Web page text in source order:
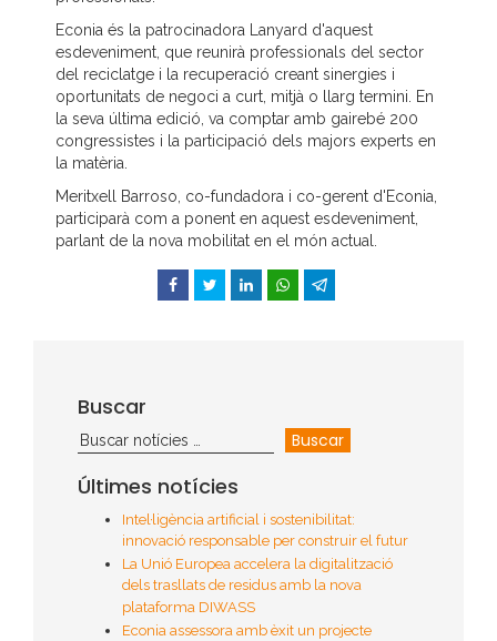
Econia és la patrocinadora Lanyard d'aquest
esdeveniment, que reunirà professionals del sector
del reciclatge i la recuperació creant sinergies i
oportunitats de negoci a curt, mitjà o llarg termini. En
la seva última edició, va comptar amb gairebé 200
congressistes i la participació dels majors experts en
la matèria.
Meritxell Barroso, co-fundadora i co-gerent d'Econia,
participarà com a ponent en aquest esdeveniment,
parlant de la nova mobilitat en el món actual.
Facebook
Twitter LinkedInWhatsApp
Buscar
Últimes notícies
Intel·ligència artificial i sostenibilitat:
innovació responsable per construir el futur
La Unió Europea accelera la digitalització
dels trasllats de residus amb la nova
plataforma DIWASS
Econia assessora amb èxit un projecte